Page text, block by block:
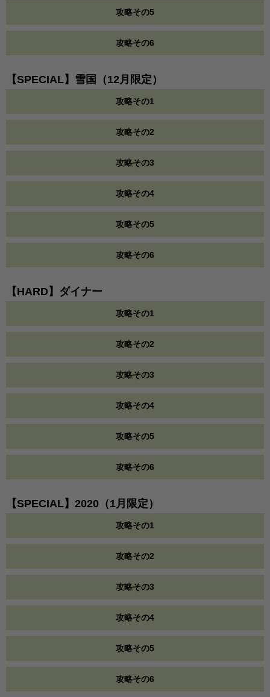
攻略その5
攻略その6
【SPECIAL】雪国（12月限定）
攻略その1
攻略その2
攻略その3
攻略その4
攻略その5
攻略その6
【HARD】ダイナー
攻略その1
攻略その2
攻略その3
攻略その4
攻略その5
攻略その6
【SPECIAL】2020（1月限定）
攻略その1
攻略その2
攻略その3
攻略その4
攻略その5
攻略その6